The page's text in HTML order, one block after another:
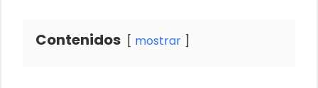
Contenidos mostrar